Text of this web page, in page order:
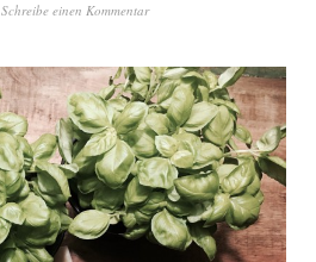
Schreibe einen Kommentar